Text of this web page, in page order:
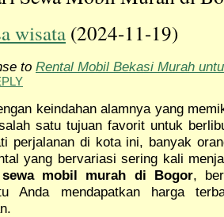
wisata (2024-11-19)
to Rental Mobil Bekasi Murah
keindahan alamnya yang
satu tujuan favorit untuk
perjalanan di kota ini, banyak
yang bervariasi sering kali
sewa mobil murah di Bogor,
Anda mendapatkan harga